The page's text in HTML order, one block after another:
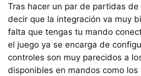
Tras hacer un par de partidas
decir que la integración va muy
falta que tengas tu mando
el juego ya se encarga de
controles son muy parecidos a
disponibles en mandos como los